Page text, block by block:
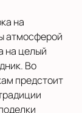
на
атмосферой
на целый
Во
предстоит